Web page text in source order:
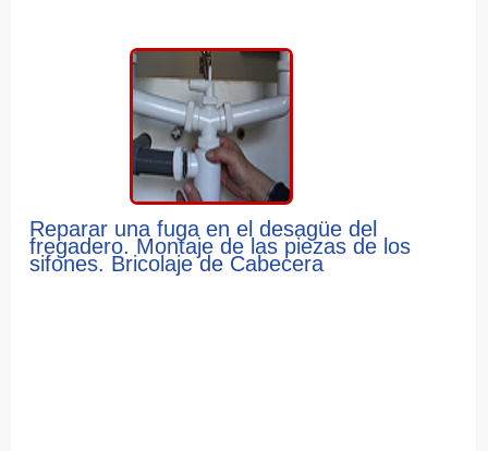
Reparar una fuga en el desagüe del
fregadero. Montaje de las piezas de los
sifones. Bricolaje de Cabecera